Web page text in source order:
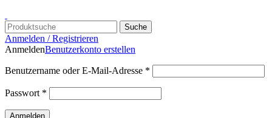
Suche
Anmelden / Registrieren
AnmeldenBenutzerkonto erstellen
Benutzername oder E-Mail-Adresse *
Passwort *
Anmelden